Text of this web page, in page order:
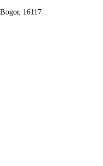
16117